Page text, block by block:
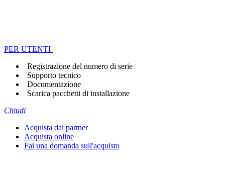
PER UTENTI
Registrazione del numero di serie
Supporto tecnico
Documentazione
Scarica pacchetti di installazione
Chiudi
Acquista dai partner
Acquista online
Fai una domanda sull'acquisto